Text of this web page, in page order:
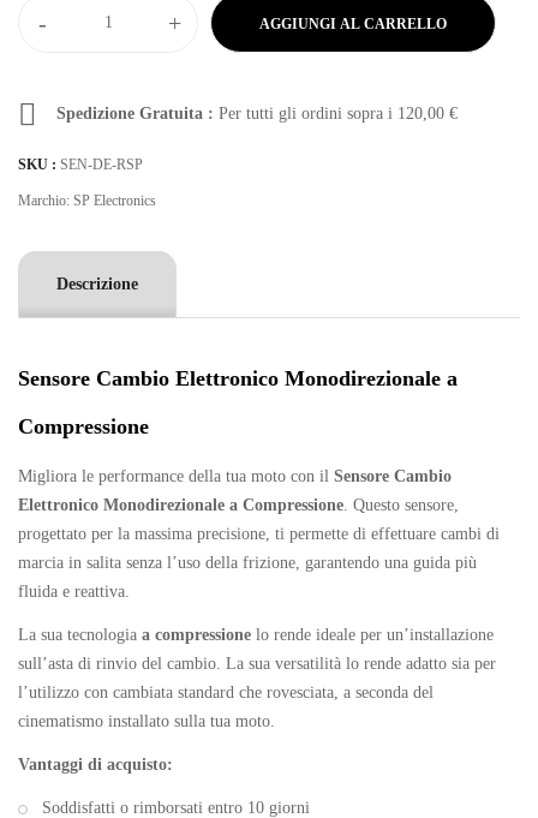
- + AGGIUNGI AL CARRELLO
Spedizione Gratuita : Per tutti gli ordini sopra i 120,00 €
SKU : SEN-DE-RSP
Marchio: SP Electronics
Descrizione
Sensore Cambio Elettronico Monodirezionale a
Compressione
Migliora le performance della tua moto con il Sensore Cambio
Elettronico Monodirezionale a Compressione. Questo sensore,
progettato per la massima precisione, ti permette di effettuare cambi di
marcia in salita senza l’uso della frizione, garantendo una guida più
fluida e reattiva.
La sua tecnologia a compressione lo rende ideale per un’installazione
sull’asta di rinvio del cambio. La sua versatilità lo rende adatto sia per
l’utilizzo con cambiata standard che rovesciata, a seconda del
cinematismo installato sulla tua moto.
Vantaggi di acquisto:
Soddisfatti o rimborsati entro 10 giorni